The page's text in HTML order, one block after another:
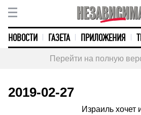
НОВОСТИ ГАЗЕТА ПРИЛОЖЕНИЯ
Перейти на полную
2019-02-27
Израиль хочет